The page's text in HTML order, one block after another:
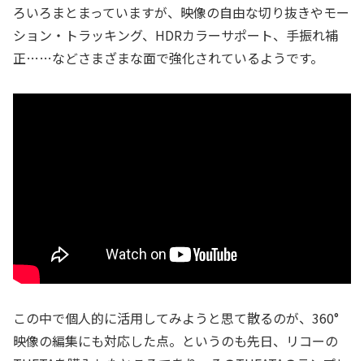
ろいろまとまっていますが、映像の自由な切り抜きやモー
ション・トラッキング、HDRカラーサポート、手振れ補
正……などさまざまな面で強化されているようです。
この中で個人的に活用してみようと思て散るのが、360°
映像の編集にも対応した点。というのも先日、リコーの